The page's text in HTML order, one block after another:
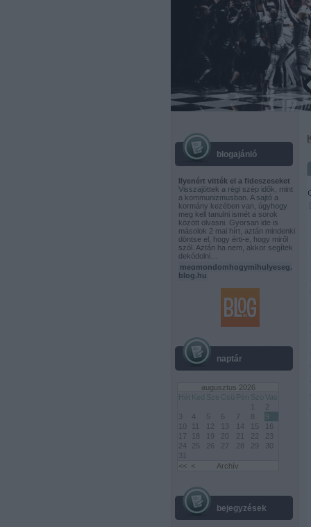
blogajánló
Ilyenért vitték el a fideszeseket
Visszajöttek a régi szép idők, mint
a kommunizmusban. A sajtó a
kormány kezében van, úgyhogy
meg kell tanulni ismét a sorok
között olvasni. Gyorsan ide is
másolok 2 mai hírt, aztán mindenki
döntse el, hogy érti-e, hogy miről
szól. Aztán ha nem, akkor segítek
dekódolni…
megmondomhogymihulyeseg.
blog.hu
naptár
augusztus 2026
Hét Ked Sze Csü Pén Szo Vas
<< < Archív
2
3
5 6 7 8
9
10
12 13 15
16
17
18 19 20 21 22
23
24
25 26 27 28 29
30
31
bejegyzések